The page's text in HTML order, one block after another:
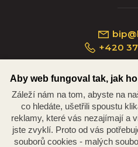
+420
Náměstí Republiky
Aby web fungoval tak, jak
Záleží nám na tom, abyste na
co hledáte, ušetřili spoustu
reklamy, které vás nezajímají a
jste zvyklí. Proto od vás
souborů cookies - malých